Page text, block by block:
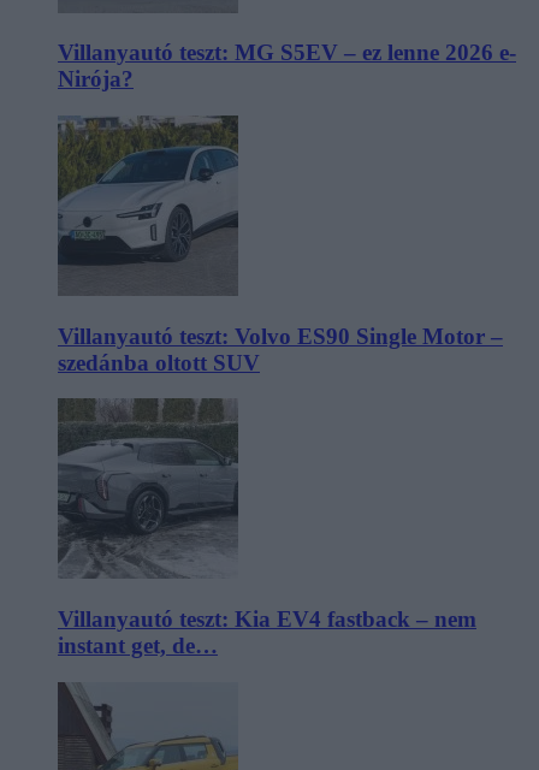
Villanyautó teszt: MG S5EV – ez lenne 2026 e-
Nirója?
Villanyautó teszt: Volvo ES90 Single Motor –
szedánba oltott SUV
Villanyautó teszt: Kia EV4 fastback – nem
instant get, de…